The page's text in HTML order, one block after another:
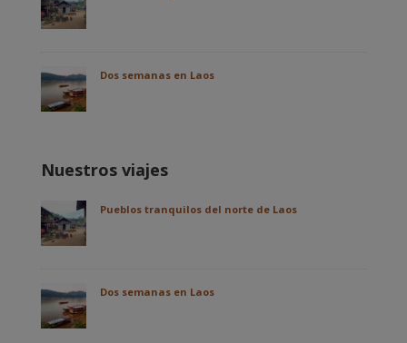
Dos semanas en Laos
Nuestros viajes
Pueblos tranquilos del norte de Laos
Dos semanas en Laos